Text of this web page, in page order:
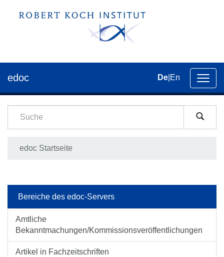
der
edoc De En
edoc Startseite
Bereiche des edoc-Servers
Amtliche
Bekanntmachungen/Kommissionsveröffentlichungen
Artikel in Fachzeitschriften